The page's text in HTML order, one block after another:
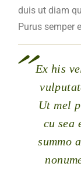
duis ut diam
Purus semper
Ex his
Ut mel
cu sea
summo